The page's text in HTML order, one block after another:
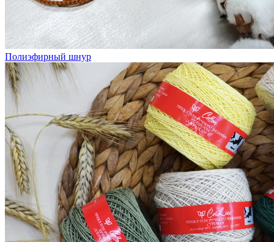
Полиэфирный шнур